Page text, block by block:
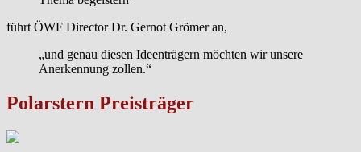
führt ÖWF Director Dr. Gernot Grömer an,
„und genau diesen Ideenträgern möchten wir unsere
Anerkennung zollen.“
Polarstern Preisträger